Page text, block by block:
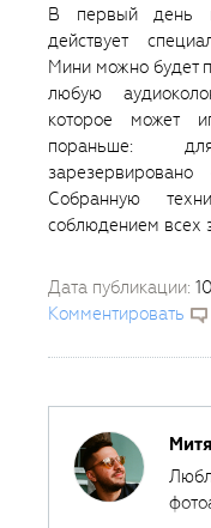
В первый день
действует
Мини можно будет
любую
которое может
пораньше:
Собранную
соблюдением всех
Дата публикации:
Комментировать